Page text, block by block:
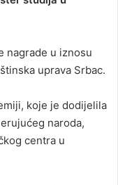
nagrade u iznosu
uprava Srbac.
koje je dodijelila
naroda,
centra u